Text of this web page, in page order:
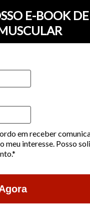
E-BOOK DE
em receber
meu interesse. Posso